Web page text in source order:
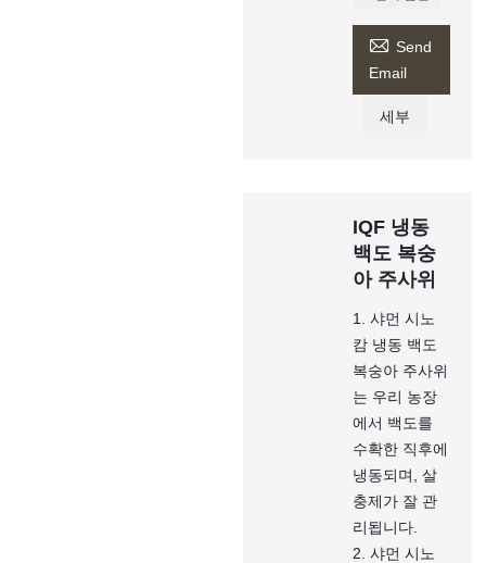
 Send
Email
세부
IQF 냉동
백도 복숭
아 주사위
1. 샤먼 시노
캄 냉동 백도
복숭아 주사위
는 우리 농장
에서 백도를
수확한 직후에
냉동되며, 살
충제가 잘 관
리됩니다.
2. 샤먼 시노